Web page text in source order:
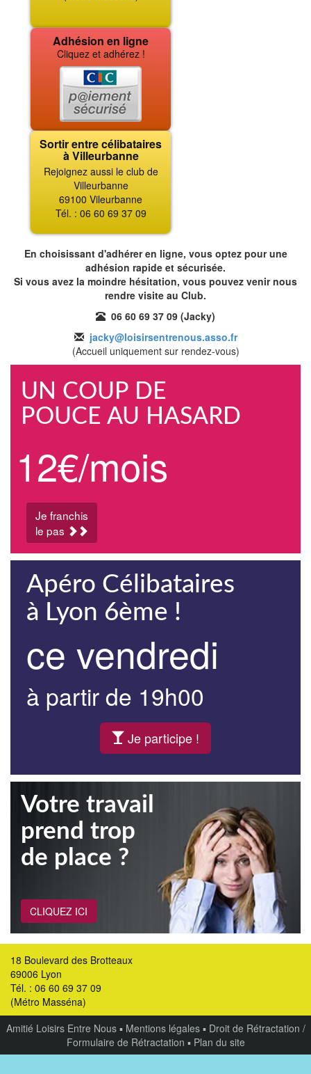
Adhésion en ligne
Cliquez et adhérez !
Sortir entre célibataires
à Villeurbanne
Rejoignez aussi le club de
Villeurbanne
69100 Vileurbanne
Tél. : 06 60 69 37 09
En choisissant d'adhérer en ligne, vous optez pour une
adhésion rapide et sécurisée.
Si vous avez la moindre hésitation, vous pouvez venir nous
rendre visite au Club.
06 60 69 37 09 (Jacky)
jacky@loisirsentrenous.asso.fr
(Accueil uniquement sur rendez-vous)
UN COUP DE
POUCE AU HASARD
12€/mois
Je franchis
le pas
Apéro Célibataires
à Lyon 6ème !
ce vendredi
à partir de 19h00
Je participe !
Votre travail
prend trop
de place ?
CLIQUEZ ICI
18 Boulevard des Brotteaux
69006 Lyon
Tél. : 06 60 69 37 09
(Métro Masséna)
Amitié Loisirs Entre Nous▪ Mentions légales▪ Droit de Rétractation /
Formulaire de Rétractation ▪ Plan du site